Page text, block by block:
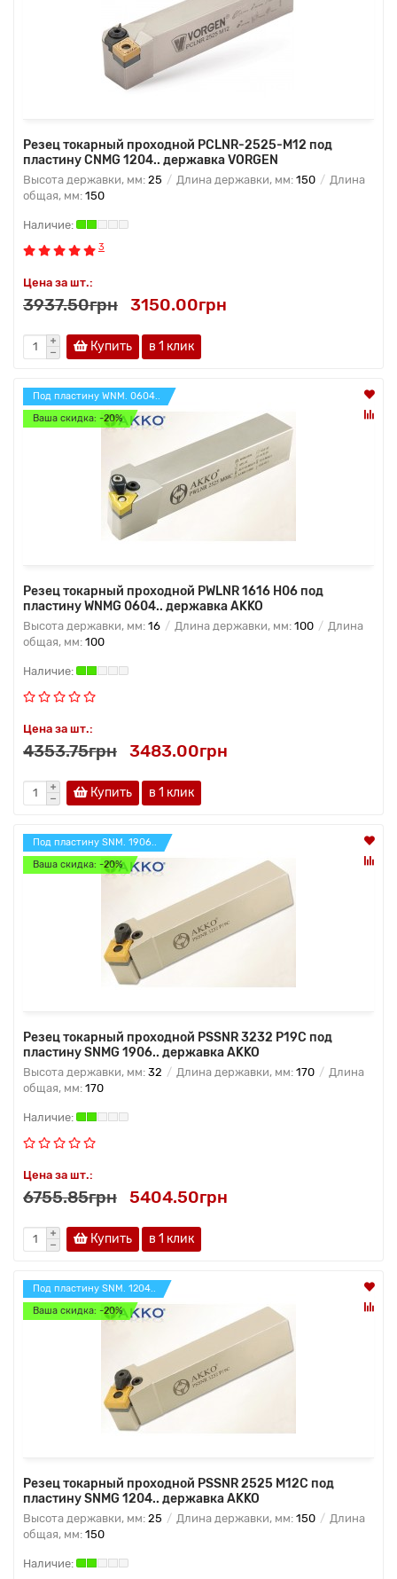
Резец токарный проходной PCLNR-2525-M12 под
пластину CNMG 1204.. державка VORGEN
Высота державки, мм: 25 Длина державки, мм: 150
Длина
общая, мм: 150
3
Цена за шт.:
3937.50грн 3150.00грн
Купить в 1 клик
Под пластину WNM. 0604..
Ваша скидка: -20%
Резец токарный проходной PWLNR 1616 H06 под
пластину WNMG 0604.. державка AKKO
Высота державки, мм: 16 Длина державки, мм: 100
Длина
общая, мм: 100
Цена за шт.:
4353.75грн 3483.00грн
Купить в 1 клик
Под пластину SNM. 1906..
Ваша скидка: -20%
Резец токарный проходной PSSNR 3232 P19C под
пластину SNMG 1906.. державка AKKO
Высота державки, мм: 32 Длина державки, мм: 170
Длина
общая, мм: 170
Цена за шт.:
6755.85грн 5404.50грн
Купить в 1 клик
Под пластину SNM. 1204..
Ваша скидка: -20%
Резец токарный проходной PSSNR 2525 M12C под
пластину SNMG 1204.. державка AKKO
Высота державки, мм: 25 Длина державки, мм: 150
Длина
общая, мм: 150